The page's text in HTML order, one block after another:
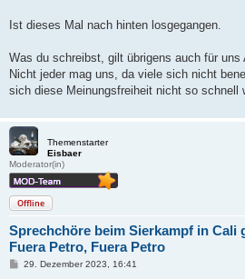
Ist dieses Mal nach hinten losgegangen.
Was du schreibst, gilt übrigens auch für uns
Nicht jeder mag uns, da viele sich nicht
sich diese Meinungsfreiheit nicht so schnell
Themenstarter
Eisbaer
Moderator(in)
Offline
Sprechchöre beim Sierkampf in Cali
Fuera Petro, Fuera Petro
B29. Dezember 2023, 16:41